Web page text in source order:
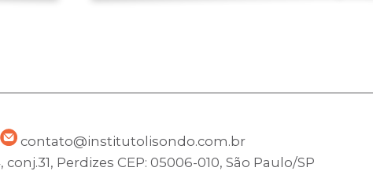
contato@institutolisondo.com.br
conj.31, Perdizes CEP: 05006-010, São Paulo/SP